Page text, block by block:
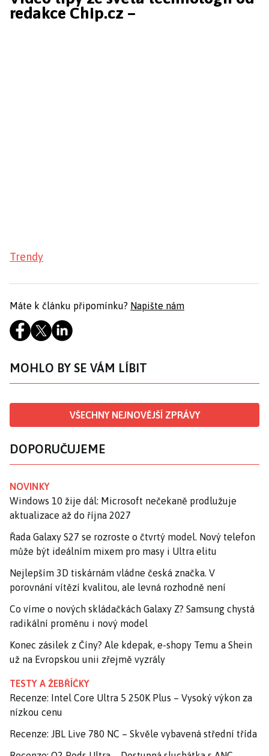
redakce Chip.cz –
Trendy
Máte k článku připomínku? Napište nám
MOHLO BY SE VÁM LÍBIT
VŠECHNY NEJNOVĚJŠÍ ZPRÁVY
DOPORUČUJEME
NOVINKY
Windows 10 žije dál: Microsoft nečekaně prodlužuje
aktualizace až do října 2027
Řada Galaxy S27 se rozroste o čtvrtý model. Nový telefon
může být ideálním mixem pro masy i Ultra elitu
Nejlepším 3D tiskárnám vládne česká značka. V
porovnání vítězí kvalitou, ale levná rozhodně není
Co víme o nových skládačkách Galaxy Z? Samsung chystá
radikální proměnu i nový model
Konec zásilek z Číny? Ale kdepak, e-shopy Temu a Shein
už na Evropskou unii zřejmě vyzrály
TESTY A ŽEBŘÍČKY
Recenze: Intel Core Ultra 5 250K Plus – Vysoký výkon za
nízkou cenu
Recenze: JBL Live 780 NC – Skvěle vybavená střední třída